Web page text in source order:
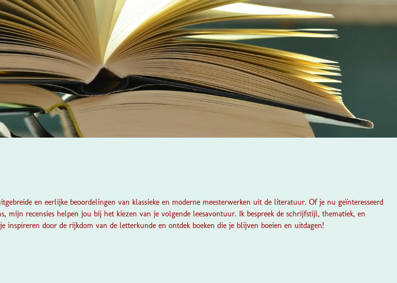
en eerlijke beoordelingen van klassieke en moderne meesterwerken uit de literatuur. Of je nu geïnteresseerd
recensies helpen jou bij het kiezen van je volgende leesavontuur. Ik bespreek de schrijfstijl, thematiek, en
inspireren door de rijkdom van de letterkunde en ontdek boeken die je blijven boeien en uitdagen!